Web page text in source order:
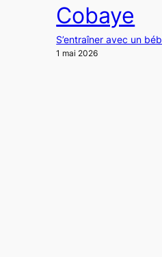
Cobaye
S’entraîner avec un
1 mai 2026